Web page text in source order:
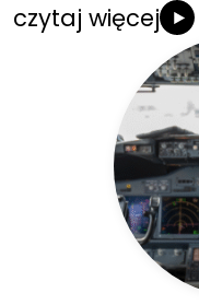
czytaj więcej